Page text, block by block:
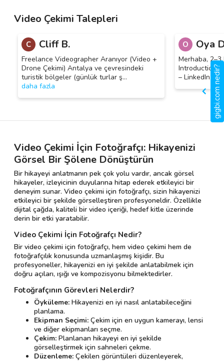
Video Çekimi Talepleri
C Cliff B.
Freelance Videographer Aranıyor (Video +
Drone Çekimi) Antalya ve çevresindeki
turistik bölgeler (günlük turlar ş…
daha fazla
O Oya
Merhaba,
Introduction
– LinkedIn &
Video Çekimi İçin Fotoğrafçı: Hikayenizi
Görsel Bir Şölene Dönüştürün
Bir hikayeyi anlatmanın pek çok yolu vardır, ancak görsel
hikayeler, izleyicinin duyularına hitap ederek etkileyici bir
deneyim sunar. Video çekimi için fotoğrafçı, sizin hikayenizi
etkileyici bir şekilde görselleştiren profesyoneldir. Özellikle
dijital çağda, kaliteli bir video içeriği, hedef kitle üzerinde
derin bir etki yaratabilir.
Video Çekimi İçin Fotoğrafçı Nedir?
Bir video çekimi için fotoğrafçı, hem video çekimi hem de
fotoğrafçılık konusunda uzmanlaşmış kişidir. Bu
profesyoneller, hikayenizi en iyi şekilde anlatabilmek için
doğru açıları, ışığı ve kompozisyonu bilmektedirler.
Fotoğrafçının Görevleri Nelerdir?
Öyküleme: Hikayenizi en iyi nasıl anlatabileceğini
planlama.
Ekipman Seçimi: Çekim için en uygun kamerayı, lensi
ve diğer ekipmanları seçme.
Çekim: Planlanan hikayeyi en iyi şekilde
görselleştirmek için sahneleri çekme.
Düzenleme: Çekilen görüntüleri düzenleyerek,
gigbi.com nedir?